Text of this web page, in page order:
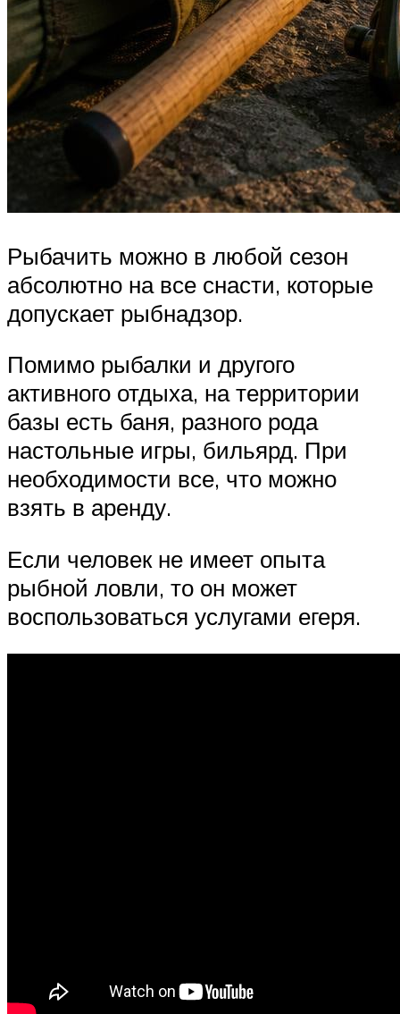
Рыбачить можно в любой сезон
абсолютно на все снасти, которые
допускает рыбнадзор.
Помимо рыбалки и другого
активного отдыха, на территории
базы есть баня, разного рода
настольные игры, бильярд. При
необходимости все, что можно
взять в аренду.
Если человек не имеет опыта
рыбной ловли, то он может
воспользоваться услугами егеря.